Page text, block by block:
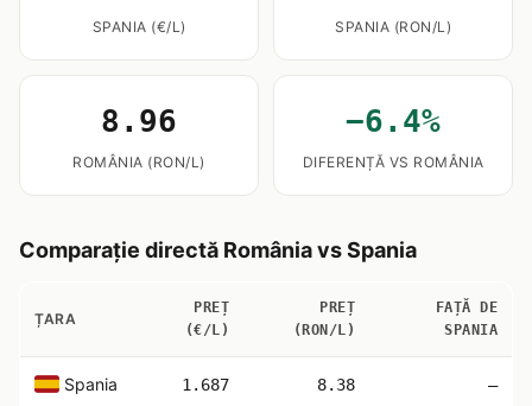
SPANIA (€/L) SPANIA (RON/L)
8.96
ROMÂNIA (RON/L)
−6.4%
DIFERENȚĂ VS ROMÂNIA
Comparație directă România vs Spania
ȚARA
PREȚ
(€/L)
PREȚ
(RON/L)
FAȚĂ DE
SPANIA
Spania 1.687 8.38 —